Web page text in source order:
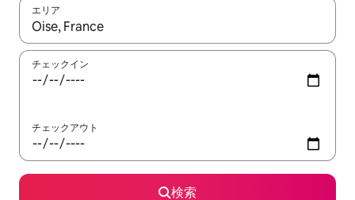
エリア
検索結果が表示されたら、上下の矢印キーを使って移動するか
チェックイン
チェックアウト
検索